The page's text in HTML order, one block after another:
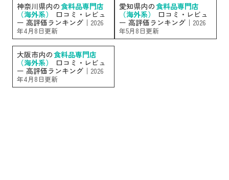
神奈川県内の食料品専門店
（海外系）
口コミ・レビュ
ー 高評価ランキング｜ 2026
年4月8日更新
愛知県内の食料品専門店
（海外系）
口コミ・レビュ
ー 高評価ランキング｜ 2026
年5月8日更新
大阪市内の食料品専門店
（海外系）
口コミ・レビュ
ー 高評価ランキング｜ 2026
年4月8日更新